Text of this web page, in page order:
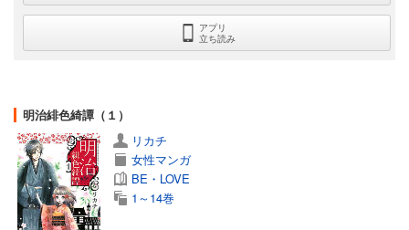
アプリ
立ち読み
明治緋色綺譚（１）
リカチ
女性マンガ
BE・LOVE
1～14巻